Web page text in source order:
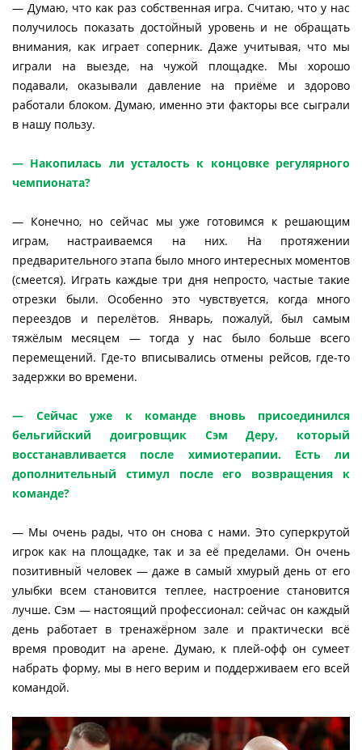
— Думаю, что как раз собственная игра. Считаю, что у нас
получилось показать достойный уровень и не обращать
внимания, как играет соперник. Даже учитывая, что мы
играли на выезде, на чужой площадке. Мы хорошо
подавали, оказывали давление на приёме и здорово
работали блоком. Думаю, именно эти факторы все сыграли
в нашу пользу.
— Накопилась ли усталость к концовке регулярного
чемпионата?
— Конечно, но сейчас мы уже готовимся к решающим
играм, настраиваемся на них. На протяжении
предварительного этапа было много интересных моментов
(смеется). Играть каждые три дня непросто, частые такие
отрезки были. Особенно это чувствуется, когда много
переездов и перелётов. Январь, пожалуй, был самым
тяжёлым месяцем — тогда у нас было больше всего
перемещений. Где-то вписывались отмены рейсов, где-то
задержки во времени.
— Сейчас уже к команде вновь присоединился
бельгийский доигровщик Сэм Деру, который
восстанавливается после химиотерапии. Есть ли
дополнительный стимул после его возвращения к
команде?
— Мы очень рады, что он снова с нами. Это суперкрутой
игрок как на площадке, так и за её пределами. Он очень
позитивный человек — даже в самый хмурый день от его
улыбки всем становится теплее, настроение становится
лучше. Сэм — настоящий профессионал: сейчас он каждый
день работает в тренажёрном зале и практически всё
время проводит на арене. Думаю, к плей-офф он сумеет
набрать форму, мы в него верим и поддерживаем его всей
командой.